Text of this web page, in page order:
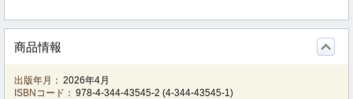
商品情報
出版年月： 2026年4月
ISBNコード： 978-4-344-43545-2 (4-344-43545-1)